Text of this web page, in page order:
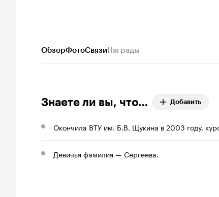
ОбзорФотоСвязиНаграды
Знаете ли вы, что… Добавить
Окончила ВТУ им. Б.В. Щукина в 2003 году,
Девичья фамилия — Сергеева.